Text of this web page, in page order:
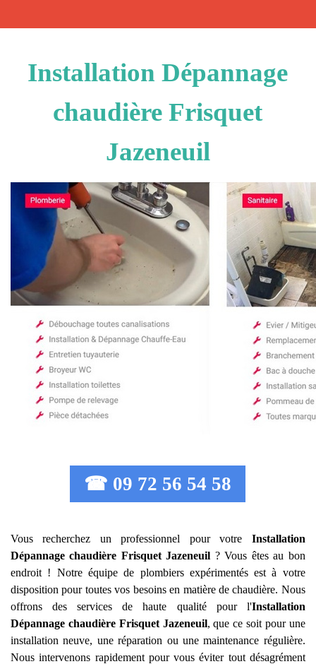
Installation Dépannage
chaudière Frisquet
Jazeneuil
☎ 09 72 56 54 58
Vous recherchez un professionnel pour votre Installation
Dépannage chaudière Frisquet Jazeneuil ? Vous êtes au bon
endroit ! Notre équipe de plombiers expérimentés est à votre
disposition pour toutes vos besoins en matière de chaudière. Nous
offrons des services de haute qualité pour l'Installation
Dépannage chaudière Frisquet Jazeneuil, que ce soit pour une
installation neuve, une réparation ou une maintenance régulière.
Nous intervenons rapidement pour vous éviter tout désagrément